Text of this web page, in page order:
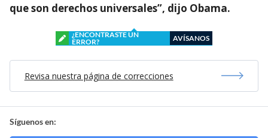
que son derechos universales”, dijo Obama.
¿ENCONTRASTE UN
ERROR?
AVÍSANOS
Revisa nuestra página de correcciones
Síguenos en: